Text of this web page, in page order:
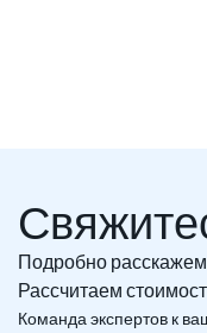
Подробно
Рассчитаем
Команда экспертов к